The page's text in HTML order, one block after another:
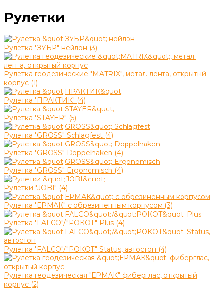
Рулетки
Рулетка "ЗУБР" нейлон (3)
Рулетка геодезические "MATRIX", метал. лента, открытый
корпус (1)
Рулетка "ПРАКТИК" (4)
Рулетка "STAYER" (5)
Рулетка "GROSS" Schlagfest (4)
Рулетка "GROSS" Doppelhaken (4)
Рулетка "GROSS" Ergonomisch (4)
Рулетки "JOBI" (4)
Рулетка "ЕРМАК" с обрезиненным корпусом (3)
Рулетка "FALCO"/"РОКОТ" Plus (4)
Рулетка "FALCO"/"РОКОТ" Status, автостоп (4)
Рулетка геодезическая "ЕРМАК" фиберглас, открытый
корпус (2)